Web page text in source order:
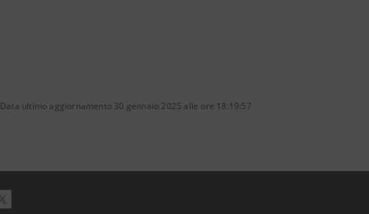
Data ultimo aggiornamento 30 gennaio 2025 alle ore 18:19:57